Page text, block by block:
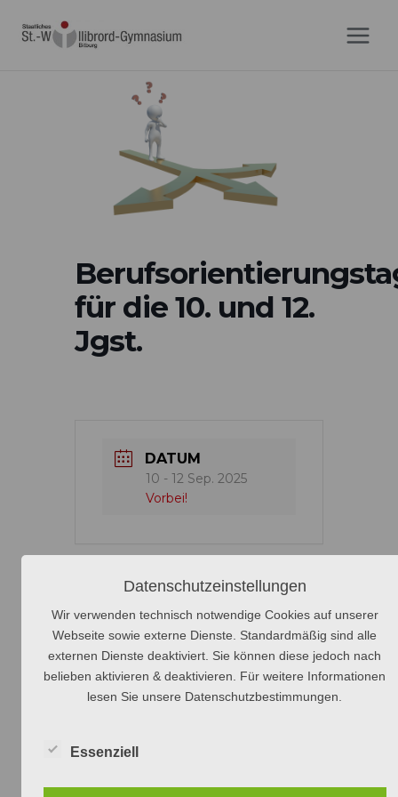
Inhalt
für die 10. und 12.
Jgst.
DATUM
10 - 12 Sep. 2025
Vorbei!
+ Zu Google Kalender hinzufügen
+ iCal / Outlook export
Datenschutzeinstellungen
Wir verwenden technisch notwendige Cookies auf unserer
Webseite sowie externe Dienste. Standardmäßig sind alle
externen Dienste deaktiviert. Sie können diese jedoch nach
belieben aktivieren & deaktivieren. Für weitere Informationen
lesen Sie unsere Datenschutzbestimmungen.
Essenziell